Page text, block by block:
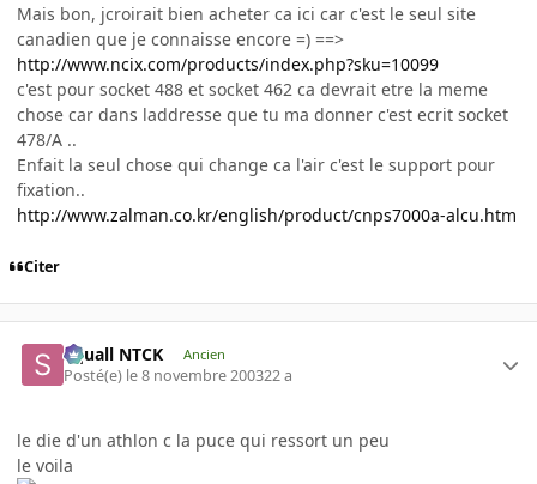
Mais bon, jcroirait bien acheter ca ici car c'est le seul site
canadien que je connaisse encore =) ==>
http://www.ncix.com/products/index.php?sku=10099
c'est pour socket 488 et socket 462 ca devrait etre la meme
chose car dans laddresse que tu ma donner c'est ecrit socket
478/A ..
Enfait la seul chose qui change ca l'air c'est le support pour
fixation..
http://www.zalman.co.kr/english/product/cnps7000a-alcu.htm
Citer
Squall NTCK Ancien
Posté(e) le 8 novembre 200322 a
le die d'un athlon c la puce qui ressort un peu
le voila